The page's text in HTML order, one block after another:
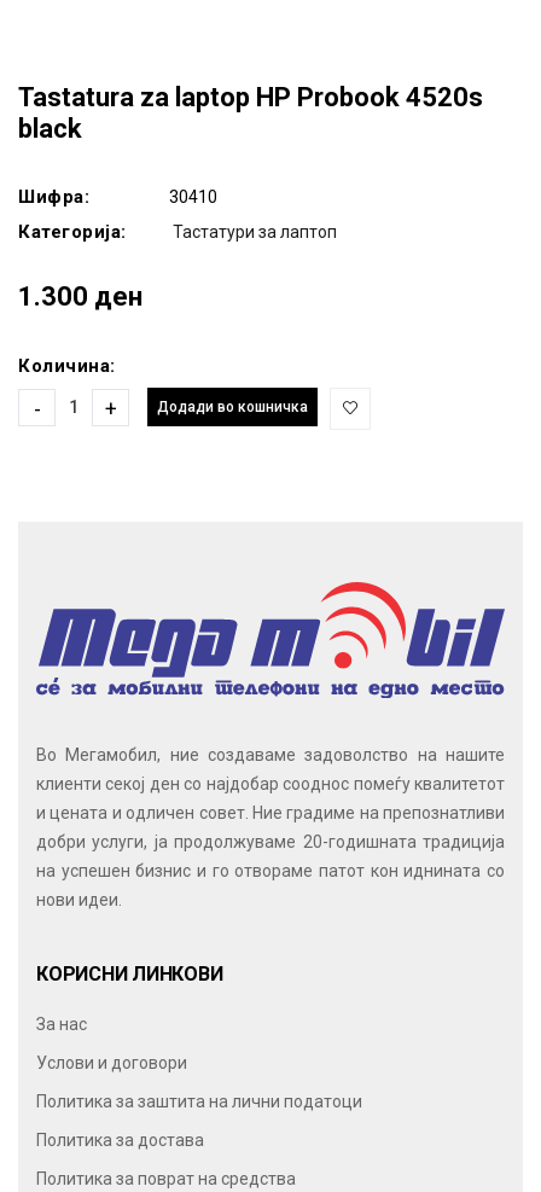
Tastatura za laptop HP Probook 4520s
black
Шифра: 30410
Категорија: Тастатури за лаптоп
1.300 ден
Количина:
- + Додади во кошничка
Во Мегамобил, ние создаваме задоволство на нашите
клиенти секој ден со најдобар сооднос помеѓу квалитетот
и цената и одличен совет. Ние градиме на препознатливи
добри услуги, ја продолжуваме 20-годишната традиција
на успешен бизнис и го отвораме патот кон иднината со
нови идеи.
КОРИСНИ ЛИНКОВИ
За нас
Услови и договори
Политика за заштита на лични податоци
Политика за достава
Политика за поврат на средства